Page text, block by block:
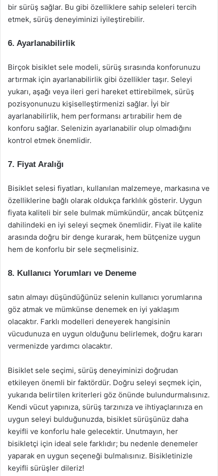
bir sürüş sağlar. Bu gibi özelliklere sahip seleleri tercih
etmek, sürüş deneyiminizi iyileştirebilir.
6. Ayarlanabilirlik
Birçok bisiklet sele modeli, sürüş sırasında konforunuzu
artırmak için ayarlanabilirlik gibi özellikler taşır. Seleyi
yukarı, aşağı veya ileri geri hareket ettirebilmek, sürüş
pozisyonunuzu kişiselleştirmenizi sağlar. İyi bir
ayarlanabilirlik, hem performansı artırabilir hem de
konforu sağlar. Selenizin ayarlanabilir olup olmadığını
kontrol etmek önemlidir.
7. Fiyat Aralığı
Bisiklet selesi fiyatları, kullanılan malzemeye, markasına ve
özelliklerine bağlı olarak oldukça farklılık gösterir. Uygun
fiyata kaliteli bir sele bulmak mümkündür, ancak bütçeniz
dahilindeki en iyi seleyi seçmek önemlidir. Fiyat ile kalite
arasında doğru bir denge kurarak, hem bütçenize uygun
hem de konforlu bir sele seçmelisiniz.
8. Kullanıcı Yorumları ve Deneme
satın almayı düşündüğünüz selenin kullanıcı yorumlarına
göz atmak ve mümkünse denemek en iyi yaklaşım
olacaktır. Farklı modelleri deneyerek hangisinin
vücudunuza en uygun olduğunu belirlemek, doğru kararı
vermenizde yardımcı olacaktır.
Bisiklet sele seçimi, sürüş deneyiminizi doğrudan
etkileyen önemli bir faktördür. Doğru seleyi seçmek için,
yukarıda belirtilen kriterleri göz önünde bulundurmalısınız.
Kendi vücut yapınıza, sürüş tarzınıza ve ihtiyaçlarınıza en
uygun seleyi bulduğunuzda, bisiklet sürüşünüz daha
keyifli ve konforlu hale gelecektir. Unutmayın, her
bisikletçi için ideal sele farklıdır; bu nedenle denemeler
yaparak en uygun seçeneği bulmalısınız. Bisikletinizle
keyifli sürüşler dileriz!